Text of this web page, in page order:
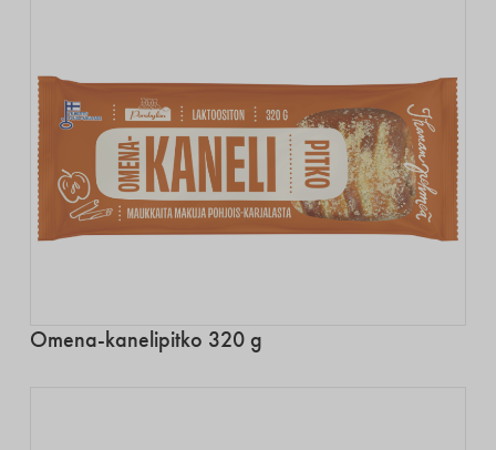
Omena-kanelipitko 320 g